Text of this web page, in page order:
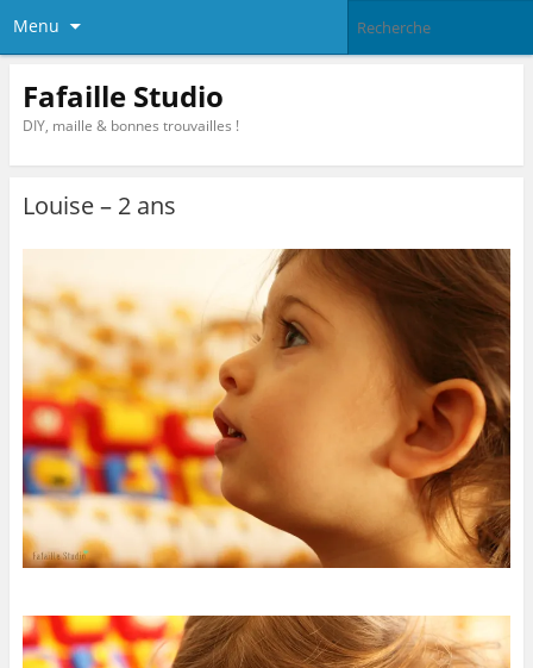
Menu
Fafaille Studio
DIY, maille & bonnes trouvailles !
Louise – 2 ans